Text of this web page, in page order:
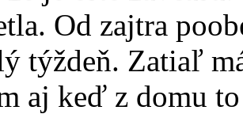
Od zajtra
týždeň. Zatiaľ
aj keď z domu